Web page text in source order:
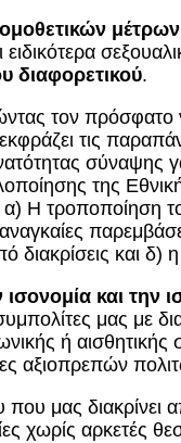
μέτρων
ειδικότερα
διαφορετικού.
τον πρόσφατο
τις
σύναψης
της
Η τροποποίηση
διακρίσεις και δ)
και την
μας με
ή
αξιοπρεπών
που μας
χωρίς αρκετές